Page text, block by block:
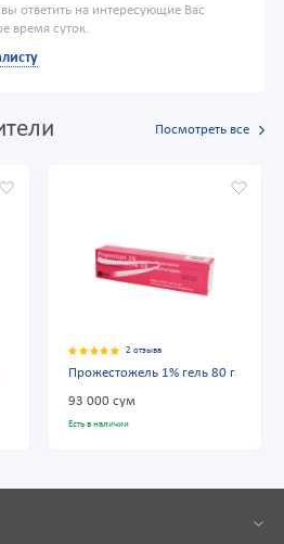
ответить на интересующие Вас
время суток.
Посмотреть все
2 отзыва
Прожестожель 1% гель 80 г
93 000 сум
Есть в наличии